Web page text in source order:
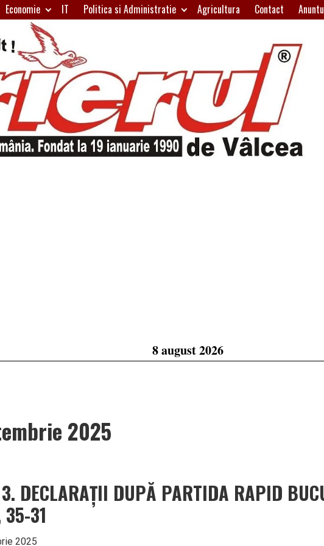
Economie IT Politica si Administratie Agricultura Contact
8 august 2026
2025
DECLARAȚII DUPĂ PARTIDA RAPID
35-31
2025